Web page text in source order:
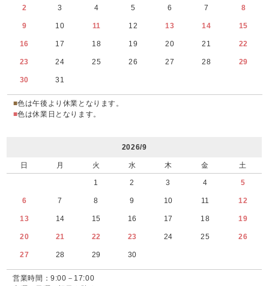
2 3 4 5 6 7 8
9 10 11 12 13 14 15
16 17 18 19 20 21 22
23 24 25 26 27 28 29
30 31
■色は午後より休業となります。
■色は休業日となります。
2026/9
日 月 火 水 木 金 土
1 2 3 4 5
6 7 8 9 10 11 12
13 14 15 16 17 18 19
20 21 22 23 24 25 26
27 28 29 30
営業時間：9:00－17:00